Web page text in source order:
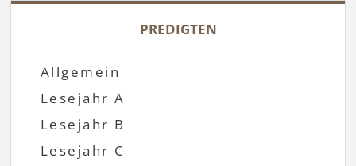
PREDIGTEN
Allgemein
Lesejahr A
Lesejahr B
Lesejahr C